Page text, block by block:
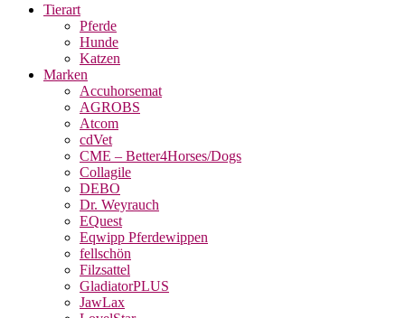
Tierart
Pferde
Hunde
Katzen
Marken
Accuhorsemat
AGROBS
Atcom
cdVet
CME – Better4Horses/Dogs
Collagile
DEBO
Dr. Weyrauch
EQuest
Eqwipp Pferdewippen
fellschön
Filzsattel
GladiatorPLUS
JawLax